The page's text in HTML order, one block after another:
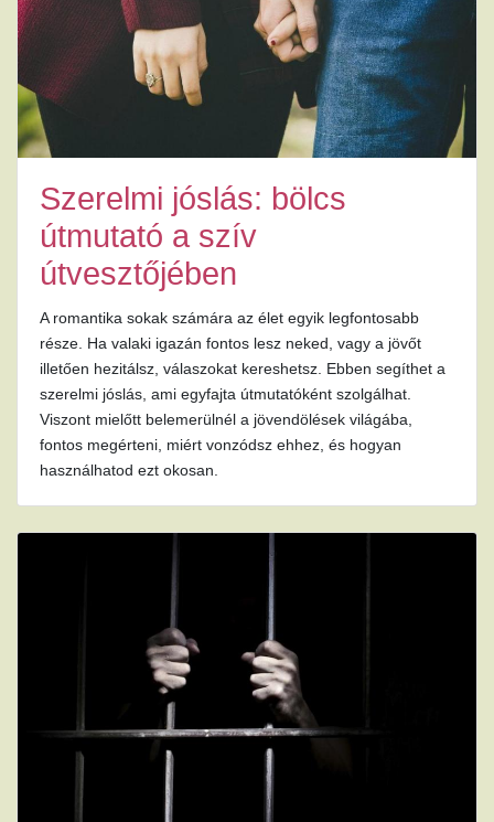
Szerelmi jóslás: bölcs
útmutató a szív
útvesztőjében
A romantika sokak számára az élet egyik legfontosabb
része. Ha valaki igazán fontos lesz neked, vagy a jövőt
illetően hezitálsz, válaszokat kereshetsz. Ebben segíthet a
szerelmi jóslás, ami egyfajta útmutatóként szolgálhat.
Viszont mielőtt belemerülnél a jövendölések világába,
fontos megérteni, miért vonzódsz ehhez, és hogyan
használhatod ezt okosan.